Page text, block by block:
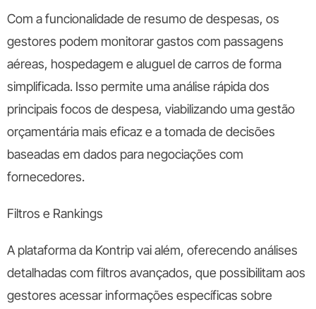
Com a funcionalidade de resumo de despesas, os
gestores podem monitorar gastos com passagens
aéreas, hospedagem e aluguel de carros de forma
simplificada. Isso permite uma análise rápida dos
principais focos de despesa, viabilizando uma gestão
orçamentária mais eficaz e a tomada de decisões
baseadas em dados para negociações com
fornecedores.
Filtros e Rankings
A plataforma da Kontrip vai além, oferecendo análises
detalhadas com filtros avançados, que possibilitam aos
gestores acessar informações específicas sobre